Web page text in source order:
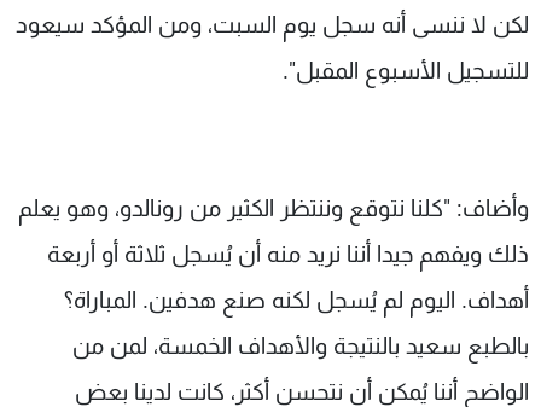
لكن لا ننسى أنه سجل يوم السبت، ومن المؤكد سيعود
للتسجيل الأسبوع المقبل".
وأضاف: "كلنا نتوقع وننتظر الكثير من رونالدو، وهو يعلم
ذلك ويفهم جيدا أننا نريد منه أن يُسجل ثلاثة أو أربعة
أهداف. اليوم لم يُسجل لكنه صنع هدفين. المباراة؟
بالطبع سعيد بالنتيجة والأهداف الخمسة، لمن من
الواضح أننا يُمكن أن نتحسن أكثر، كانت لدينا بعض